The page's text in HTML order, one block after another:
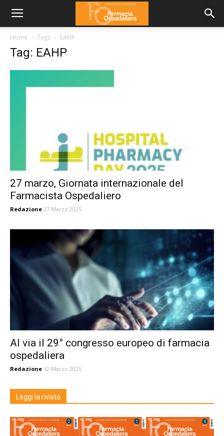
Home Tags EAHP
Tag: EAHP
27 marzo, Giornata internazionale del
Farmacista Ospedaliero
Redazione 27 Marzo 2025
Al via il 29° congresso europeo di farmacia
ospedaliera
Redazione 12 Marzo 2025
Leggi la rivista